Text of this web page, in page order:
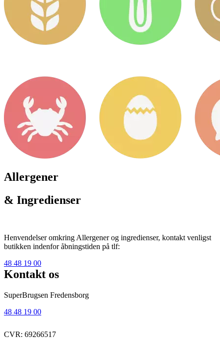
Allergener
& Ingredienser
Henvendelser omkring Allergener og ingredienser, kontakt venligst
butikken indenfor åbningstiden på tlf:
48 48 19 00
Kontakt os
SuperBrugsen Fredensborg
48 48 19 00
CVR: 69266517